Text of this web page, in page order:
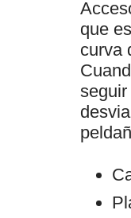
que
curva